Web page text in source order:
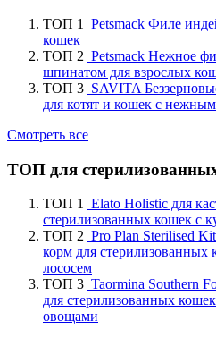
ТОП 1
Petsmack Филе
кошек
ТОП 2 Petsmack Нежное
шпинатом для взрослых
ТОП 3 SAVITA
для котят и кошек с
Смотреть все
ТОП для
ТОП 1 Elato Holistic для
стерилизованных кошек с
ТОП 2 Pro Plan Sterilised
корм для стерилизованных
лососем
ТОП 3 Taormina Southern
для стерилизованных
овощами